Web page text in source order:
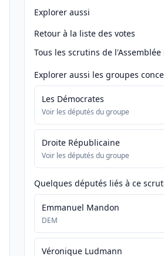
Explorer aussi
Retour à la liste des votes
Tous les scrutins de
Explorer aussi les groupes
Les Démocrates
Voir les députés du groupe
Droite Républicaine
Voir les députés du groupe
Quelques députés liés à ce
Emmanuel Mandon
DEM
Véronique Ludmann